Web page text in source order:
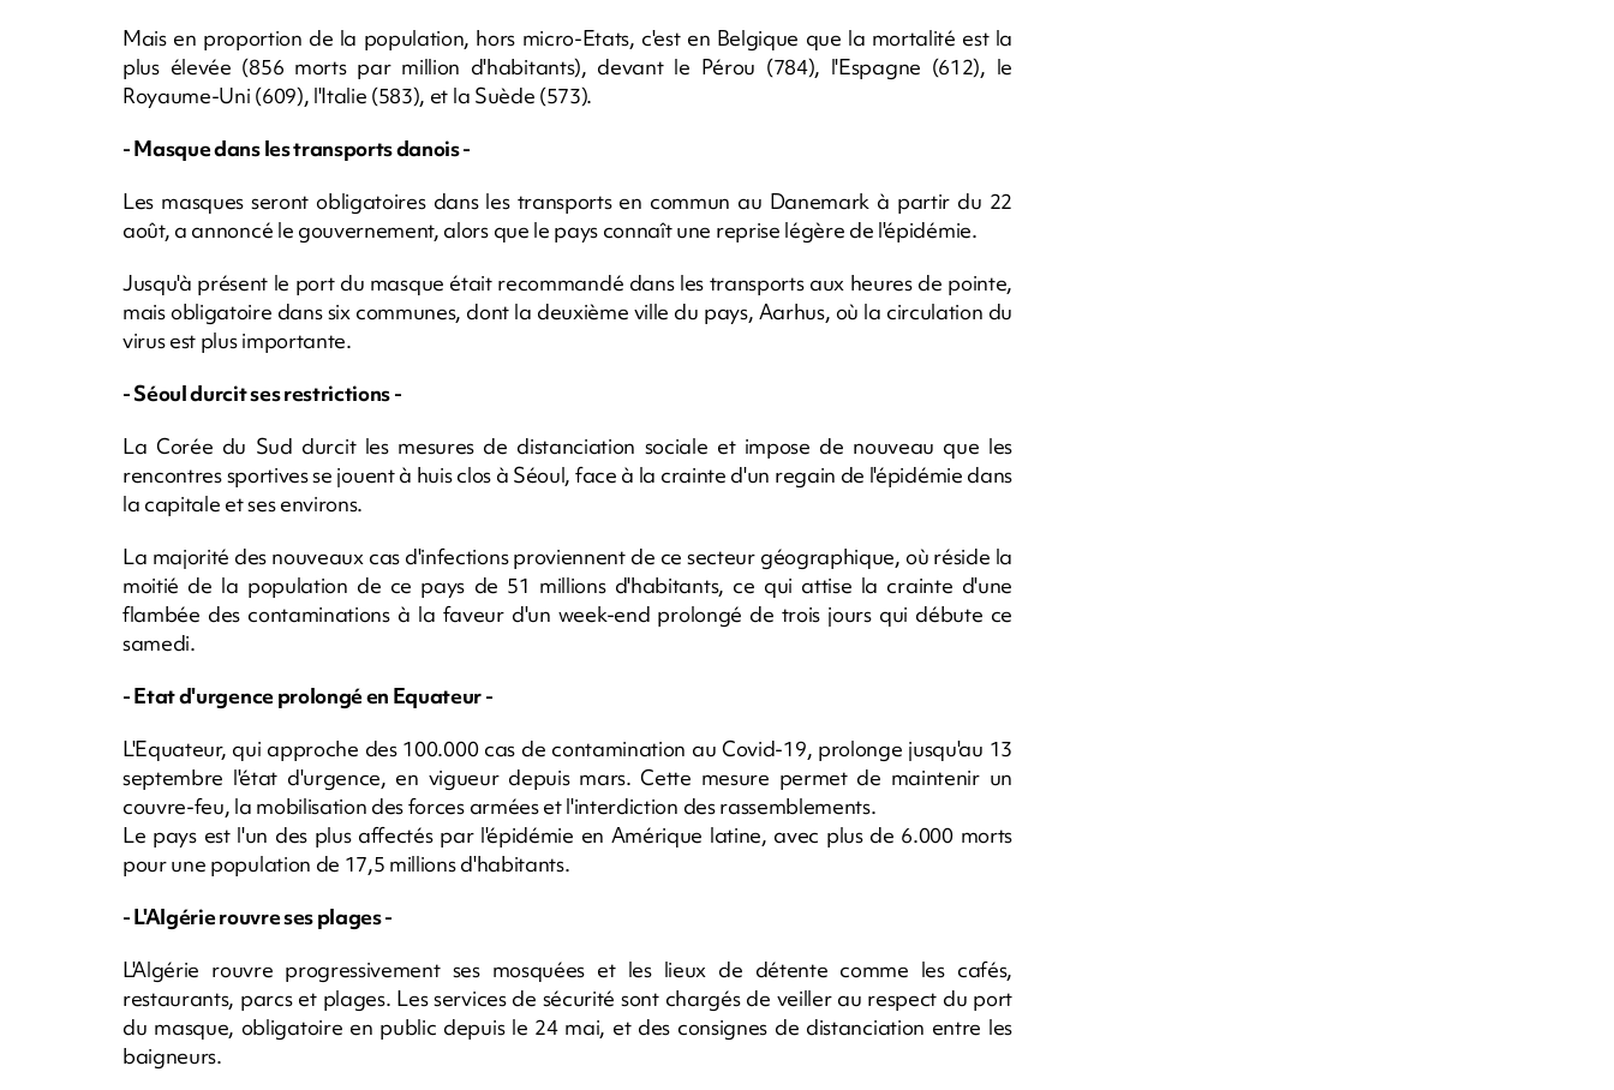
Mais en proportion de la population, hors micro-Etats, c'est en Belgique que la mortalité est la
plus élevée (856 morts par million d'habitants), devant le Pérou (784), l'Espagne (612), le
Royaume-Uni (609), l'Italie (583), et la Suède (573).
- Masque dans les transports danois -
Les masques seront obligatoires dans les transports en commun au Danemark à partir du 22
août, a annoncé le gouvernement, alors que le pays connaît une reprise légère de l'épidémie.
Jusqu'à présent le port du masque était recommandé dans les transports aux heures de pointe,
mais obligatoire dans six communes, dont la deuxième ville du pays, Aarhus, où la circulation du
virus est plus importante.
- Séoul durcit ses restrictions -
La Corée du Sud durcit les mesures de distanciation sociale et impose de nouveau que les
rencontres sportives se jouent à huis clos à Séoul, face à la crainte d'un regain de l'épidémie dans
la capitale et ses environs.
La majorité des nouveaux cas d'infections proviennent de ce secteur géographique, où réside la
moitié de la population de ce pays de 51 millions d'habitants, ce qui attise la crainte d'une
flambée des contaminations à la faveur d'un week-end prolongé de trois jours qui débute ce
samedi.
- Etat d'urgence prolongé en Equateur -
L'Equateur, qui approche des 100.000 cas de contamination au Covid-19, prolonge jusqu'au 13
septembre l'état d'urgence, en vigueur depuis mars. Cette mesure permet de maintenir un
couvre-feu, la mobilisation des forces armées et l'interdiction des rassemblements.
Le pays est l'un des plus affectés par l'épidémie en Amérique latine, avec plus de 6.000 morts
pour une population de 17,5 millions d'habitants.
- L'Algérie rouvre ses plages -
L'Algérie rouvre progressivement ses mosquées et les lieux de détente comme les cafés,
restaurants, parcs et plages. Les services de sécurité sont chargés de veiller au respect du port
du masque, obligatoire en public depuis le 24 mai, et des consignes de distanciation entre les
baigneurs.